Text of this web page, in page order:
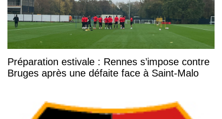
Préparation estivale : Rennes s’impose contre
Bruges après une défaite face à Saint-Malo